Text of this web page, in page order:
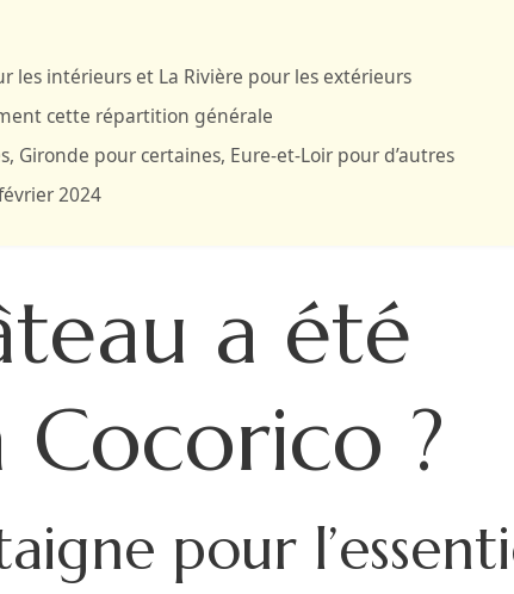
intérieurs et La Rivière pour les extérieurs
cette répartition générale
Gironde pour certaines, Eure-et-Loir pour d’autres
2024
a été
?
pour